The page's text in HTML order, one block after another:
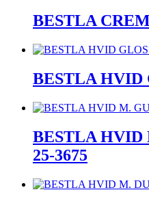
BESTLA
BESTLA HVID
BESTLA HVID
25-3675